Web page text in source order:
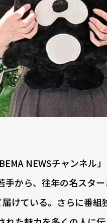
NEWSチャンネル
から、往年の名スタ
けている。さらに番組